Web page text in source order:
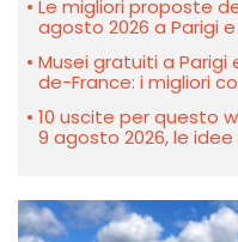
Le migliori proposte
agosto 2026 a Parigi
Musei gratuiti a
de-France: i migliori
10 uscite per questo
9 agosto 2026, le idee